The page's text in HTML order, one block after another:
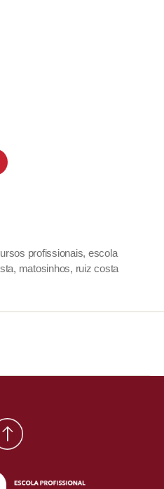
profissionais, escola
, matosinhos, ruiz costa